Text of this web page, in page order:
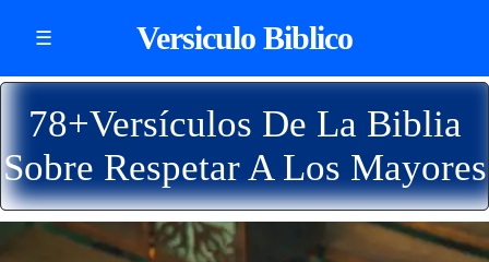
☰ Versiculo Biblico
78+Versículos De La Biblia
Sobre Respetar A Los Mayores